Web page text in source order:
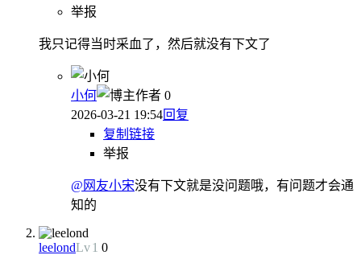
举报
我只记得当时采血了，然后就没有下文了
小何 作者 0
2026-03-21 19:54回复
复制链接
举报
@网友小宋没有下文就是没问题哦，有问题才会通
知的
leelondLv1 0